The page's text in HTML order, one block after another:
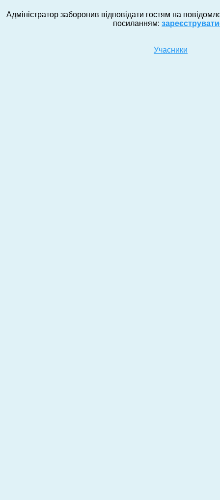
Адміністратор заборонив відповідати гостям на
посиланням:
Учасники